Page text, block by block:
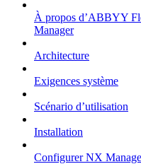
À propos d’ABBYY
Manager
Architecture
Exigences système
Scénario d’utilisation
Installation
Configurer NX